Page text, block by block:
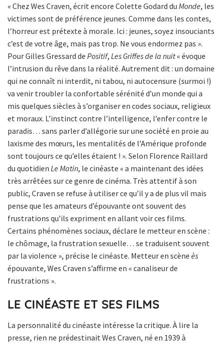
« Chez Wes Craven, écrit encore Colette Godard du Monde, les
victimes sont de préférence jeunes. Comme dans les contes,
l’horreur est prétexte à morale. Ici : jeunes, soyez insouciants
c’est de votre âge, mais pas trop. Ne vous endormez pas ».
Pour Gilles Gressard de Positif, Les Griffes de la nuit« évoque
l’intrusion du rêve dans la réalité. Autrement dit : un domaine
qui ne connaît ni interdit, ni tabou, ni autocensure (surmoi !)
va venir troubler la confortable sérénité d’un monde qui a
mis quelques siècles à s’organiser en codes sociaux, religieux
et moraux. L’instinct contre l’intelligence, l’enfer contre le
paradis… sans parler d’allégorie sur une société en proie au
laxisme des mœurs, les mentalités de l’Amérique profonde
sont toujours ce qu’elles étaient ! ». Selon Florence Raillard
du quotidien Le Matin, le cinéaste « a maintenant des idées
très arrêtées sur ce genre de cinéma. Très attentif à son
public, Craven se refuse à utiliser ce qu’il y a de plus vil mais
pense que les amateurs d’épouvante ont souvent des
frustrations qu’ils expriment en allant voir ces films.
Certains phénomènes sociaux, déclare le metteur en scène :
le chômage, la frustration sexuelle… se traduisent souvent
par la violence », précise le cinéaste. Metteur en scène ès
épouvante, Wes Craven s’affirme en « canaliseur de
frustrations ».
LE CINÉASTE ET SES FILMS
La personnalité du cinéaste intéresse la critique. À lire la
presse, rien ne prédestinait Wes Craven, né en 1939 à